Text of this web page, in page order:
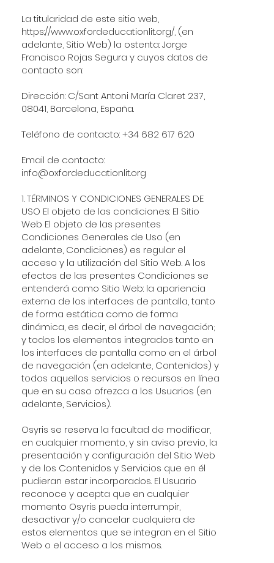
La titularidad de este sitio web,
https://www.oxfordeducationlit.org/,(en
adelante, Sitio Web) la ostenta: Jorge
Francisco Rojas Segura y cuyos datos de
contacto son:
Dirección: C/Sant Antoni María Claret 237,
08041, Barcelona, España.
Teléfono de contacto: +34 682 617 620
Email de contacto:
info@oxfordeducationlit.org
1. TÉRMINOS Y CONDICIONES GENERALES DE
USO El objeto de las condiciones: El Sitio
Web El objeto de las presentes
Condiciones Generales de Uso (en
adelante, Condiciones) es regular el
acceso y la utilización del Sitio Web. A los
efectos de las presentes Condiciones se
entenderá como Sitio Web: la apariencia
externa de los interfaces de pantalla, tanto
de forma estática como de forma
dinámica, es decir, el árbol de navegación;
y todos los elementos integrados tanto en
los interfaces de pantalla como en el árbol
de navegación (en adelante, Contenidos) y
todos aquellos servicios o recursos en línea
que en su caso ofrezca a los Usuarios (en
adelante, Servicios).
Osyris se reserva la facultad de modificar,
en cualquier momento, y sin aviso previo, la
presentación y configuración del Sitio Web
y de los Contenidos y Servicios que en él
pudieran estar incorporados. El Usuario
reconoce y acepta que en cualquier
momento Osyris pueda interrumpir,
desactivar y/o cancelar cualquiera de
estos elementos que se integran en el Sitio
Web o el acceso a los mismos.